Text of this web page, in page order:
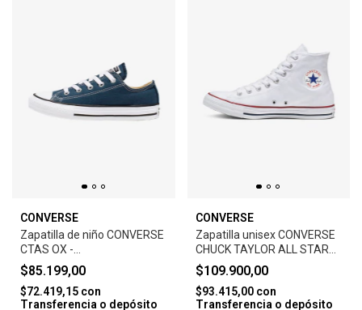
CONVERSE
Zapatilla de niño CONVERSE
CTAS OX -
NAVY/BLACK/WHITE
$85.199,00
$72.419,15 con
Transferencia o depósito
CONVERSE
Zapatilla unisex CONVERSE
CHUCK TAYLOR ALL STAR
CORE HI -WHITE
$109.900,00
$93.415,00 con
Transferencia o depósito